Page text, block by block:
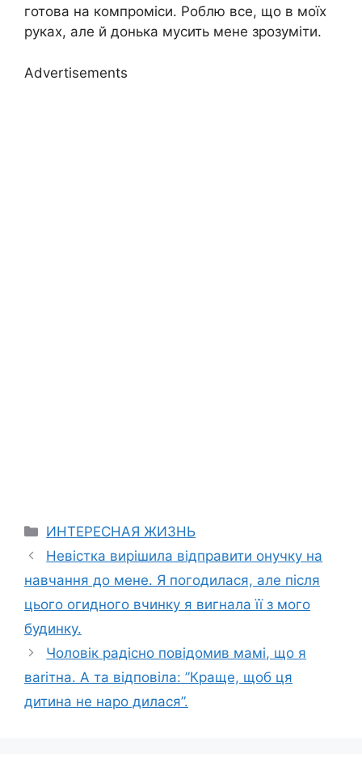
готова на компроміси. Роблю все, що в моїх
руках, але й донька мусить мене зрозуміти.
Advertisements
Categories
ИНТЕРЕСНАЯ ЖИЗНЬ
Невістка вирішила відправити онучку на
навчання до мене. Я погодилася, але після
цього огидного вчинку я вигнала її з мого
будинку.
Чоловік радісно повідомив мамі, що я
ваrітна. А та відповіла: ”Краще, щоб ця
дитина не наро дилася”.